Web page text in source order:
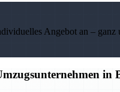
Angebot an – ganz